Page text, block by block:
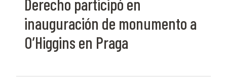
Derecho participó en
inauguración de monumento a
O’Higgins en Praga